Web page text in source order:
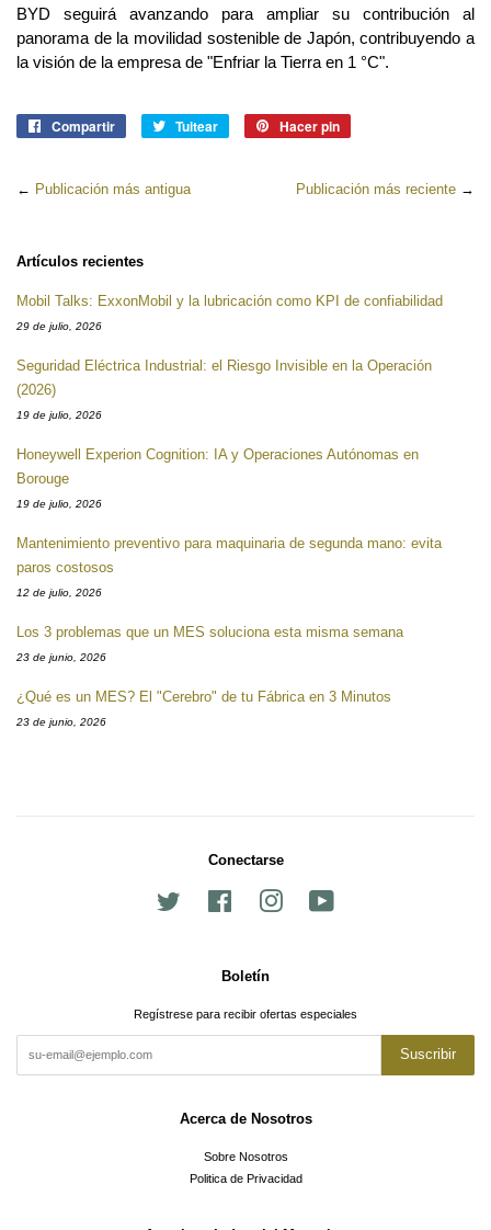
BYD seguirá avanzando para ampliar su contribución al
panorama de la movilidad sostenible de Japón, contribuyendo a
la visión de la empresa de "Enfriar la Tierra en 1 °C".
Compartir
CompartirTuitear
Tuitear Hacer pin
← Publicación más antigua Publicación más reciente →
Artículos recientes
Mobil Talks: ExxonMobil y la lubricación como KPI de confiabilidad
29 de julio, 2026
Seguridad Eléctrica Industrial: el Riesgo Invisible en la Operación
(2026)
19 de julio, 2026
Honeywell Experion Cognition: IA y Operaciones Autónomas en
Borouge
19 de julio, 2026
Mantenimiento preventivo para maquinaria de segunda mano: evita
paros costosos
12 de julio, 2026
Los 3 problemas que un MES soluciona esta misma semana
23 de junio, 2026
¿Qué es un MES? El "Cerebro" de tu Fábrica en 3 Minutos
23 de junio, 2026
Conectarse
Facebook Instagram
Boletín
Regístrese para recibir ofertas especiales
Suscribir
Acerca de Nosotros
Sobre Nosotros
Politica de Privacidad